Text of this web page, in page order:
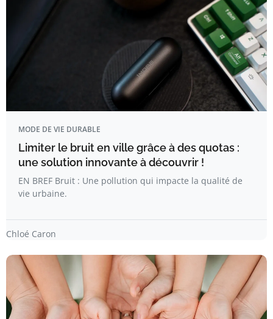
MODE DE VIE DURABLE
Limiter le bruit en ville grâce à des quotas :
une solution innovante à découvrir !
EN BREF Bruit : Une pollution qui impacte la qualité de
vie urbaine.
Chloé Caron